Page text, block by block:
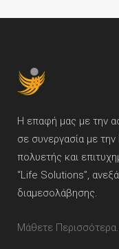
Η επαφή μας με την
σε συνεργασία με
πολυετής και
“Life Solutions”,
διαμεσολάβησης.
Μάθετε